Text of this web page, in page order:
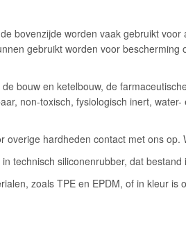
bovenzijde worden vaak gebruikt
gebruikt worden voor
bouw en ketelbouw, de
non-toxisch, fysiologisch inert,
overige hardheden contact met ons
technisch siliconenrubber, dat
zoals TPE en EPDM, of in kleur